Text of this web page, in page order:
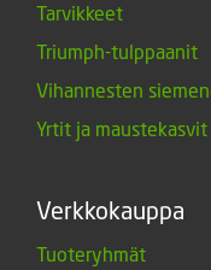
Tarvikkeet
Triumph-tulppaanit
Vihannesten
Yrtit ja maustekasvit
Verkkokauppa
Tuoteryhmät